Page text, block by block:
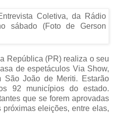
República (PR) realiza o seu
de espetáculos Via Show,
São João de Meriti. Estarão
92 municípios do estado.
que se forem aprovadas
eleições, entre elas,